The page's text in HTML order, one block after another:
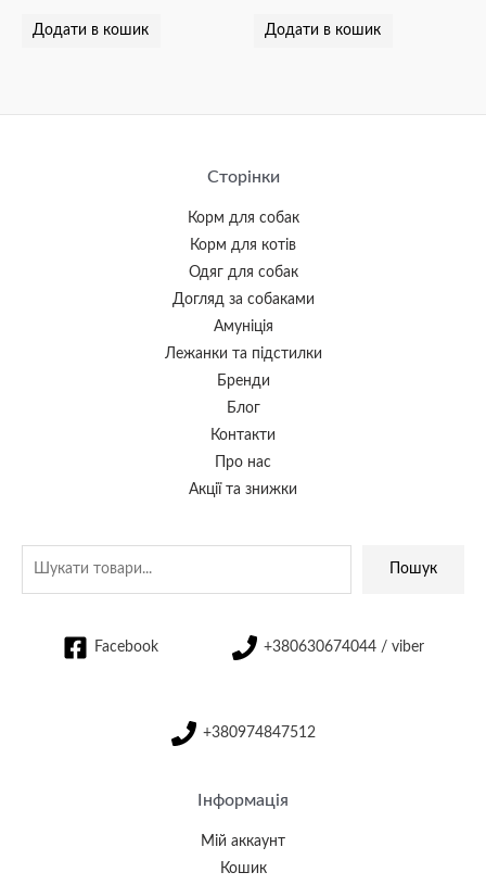
Додати в кошик Додати в кошик
Сторінки
Корм для собак
Корм для котів
Одяг для собак
Догляд за собаками
Амуніція
Лежанки та підстилки
Бренди
Блог
Контакти
Про нас
Акції та знижки
Пошук
Facebook +380630674044 / viber
+380974847512
Інформація
Мій аккаунт
Кошик